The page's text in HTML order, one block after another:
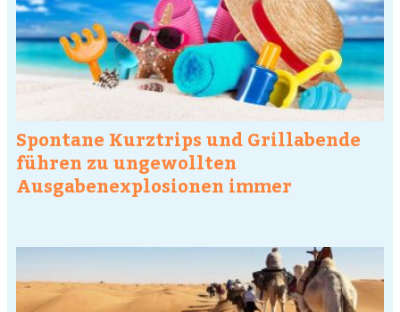
Spontane Kurztrips und Grillabende
führen zu ungewollten
Ausgabenexplosionen immer